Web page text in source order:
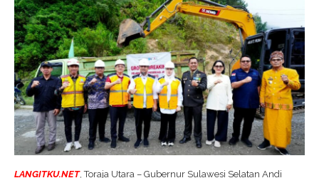
LANGITKU.NET, Toraja Utara – Gubernur Sulawesi Selatan Andi